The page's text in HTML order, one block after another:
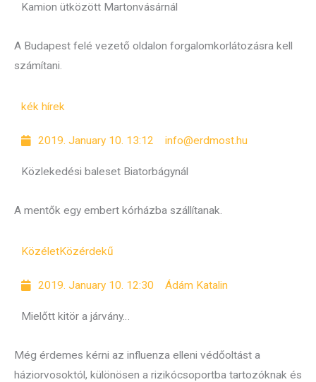
Kamion ütközött Martonvásárnál
A Budapest felé vezető oldalon forgalomkorlátozásra kell
számítani.
kék hírek
2019. January 10. 13:12 info@erdmost.hu
Közlekedési baleset Biatorbágynál
A mentők egy embert kórházba szállítanak.
KözéletKözérdekű
2019. January 10. 12:30 Ádám Katalin
Mielőtt kitör a járvány…
Még érdemes kérni az influenza elleni védőoltást a
háziorvosoktól, különösen a rizikócsoportba tartozóknak és